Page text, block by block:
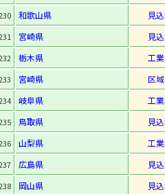
和歌山県 見
宮崎県 見
栃木県 工
宮崎県 区
岐阜県 工
鳥取県 見
山梨県 工
広島県 見
岡山県 見